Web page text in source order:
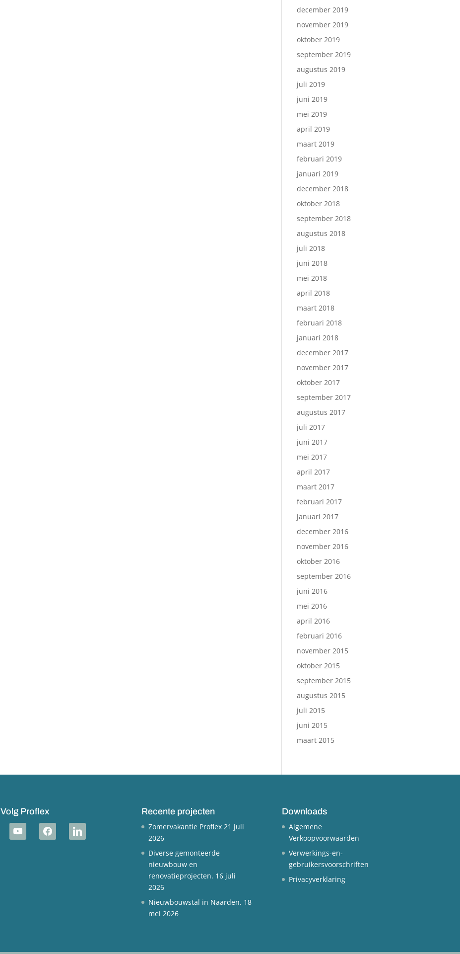
december 2019
november 2019
oktober 2019
september 2019
augustus 2019
juli 2019
juni 2019
mei 2019
april 2019
maart 2019
februari 2019
januari 2019
december 2018
oktober 2018
september 2018
augustus 2018
juli 2018
juni 2018
mei 2018
april 2018
maart 2018
februari 2018
januari 2018
december 2017
november 2017
oktober 2017
september 2017
augustus 2017
juli 2017
juni 2017
mei 2017
april 2017
maart 2017
februari 2017
januari 2017
december 2016
november 2016
oktober 2016
september 2016
juni 2016
mei 2016
april 2016
februari 2016
november 2015
oktober 2015
september 2015
augustus 2015
juli 2015
juni 2015
maart 2015
Volg Proflex
youtube facebook linkedin
Recente projecten
Zomervakantie Proflex 21 juli
2026
Diverse gemonteerde
nieuwbouw en
renovatieprojecten. 16 juli
2026
Nieuwbouwstal in Naarden. 18
mei 2026
Downloads
Algemene
Verkoopvoorwaarden
Verwerkings-en-
gebruikersvoorschriften
Privacyverklaring